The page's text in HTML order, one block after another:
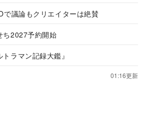
で議論もクリエイターは絶賛
ち2027予約開始
ラマン記録大鑑』
01:16更新